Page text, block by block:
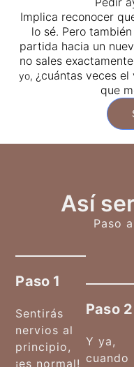
Implica reconocer
lo sé. Pero
partida hacia un
no sales
yo, ¿cuántas veces
que
Así
Paso
Paso 1
Sentirás
nervios al
principio,
¡es normal!
Paso 2
Y ya,
cuando